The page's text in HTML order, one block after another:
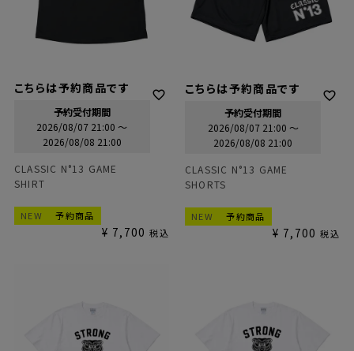
こちらは予約商品です
予約受付期間
2026/08/07 21:00〜
2026/08/08 21:00
CLASSIC N°13 GAME
SHIRT
NEW 予約商品
¥ 7,700 税込
こちらは予約商品です
予約受付期間
2026/08/07 21:00 〜
2026/08/08 21:00
CLASSIC N°13 GAME
SHORTS
NEW 予約商品
¥ 7,700 税込